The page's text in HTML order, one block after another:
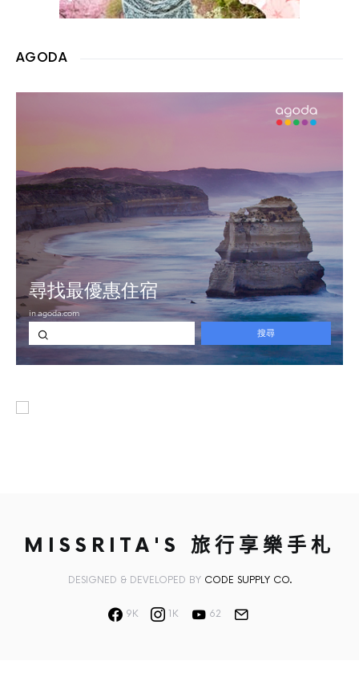
AGODA
MISSRITA'S 旅行享樂手札
DESIGNED & DEVELOPED BY CODE SUPPLY CO.
9K 1K 62